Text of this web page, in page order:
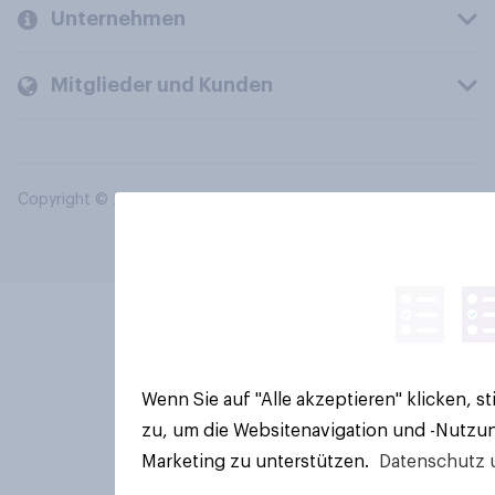
Unternehmen
Mitglieder und Kunden
Copyright © 2026 YouGov PLC. Alle Rechte vorbehalten.
Wenn Sie auf "Alle akzeptieren" klicken,
zu, um die Websitenavigation und -
Marketing zu unterstützen.
Datenschutz